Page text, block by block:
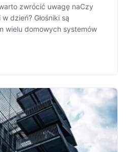
zwrócić uwagę naCzy
dzień? Głośniki są
wielu domowych systemów